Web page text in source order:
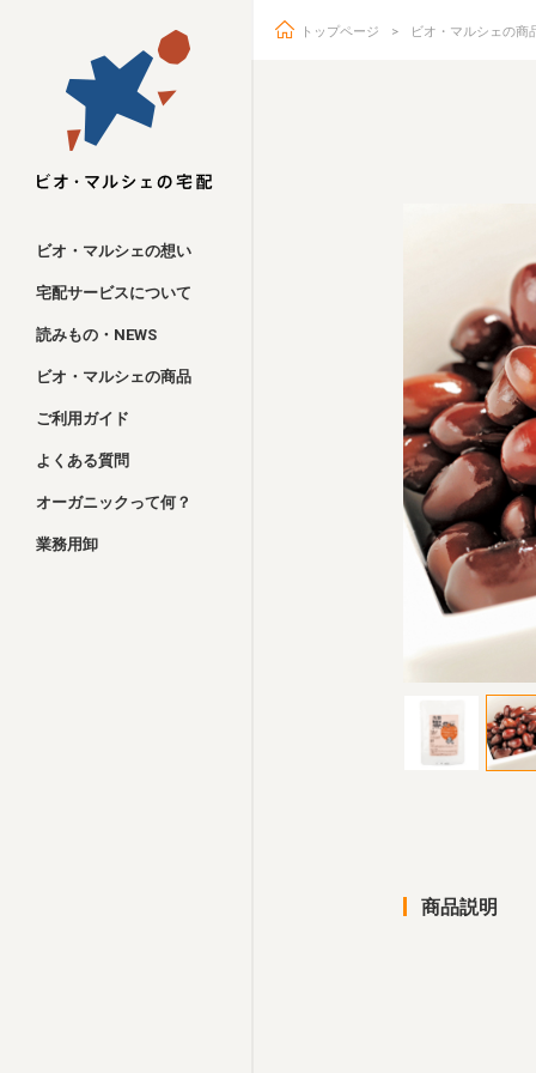
ビオ・マルシェ
ビオ・マルシェの想い
宅配サービスについて
読みもの・NEWS
ビオ・マルシェの商品
ご利用ガイド
よくある質問
オーガニックって何？
業務用卸
トップページ ビオ・マルシェの商
商品説明